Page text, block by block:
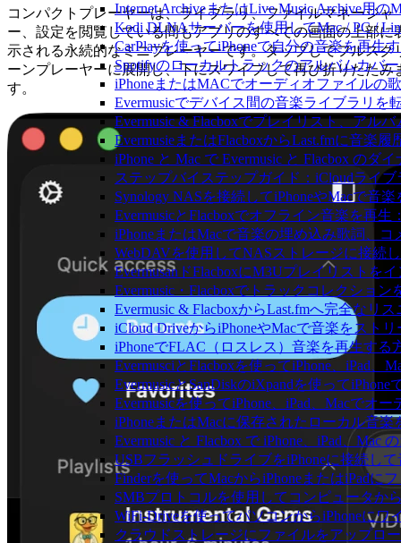
Internet ArchiveまたはLive Music Archive用
Kodi DLNAサーバーを使用してMac / PC /
CarPlayを使ってiPhoneで自分の音楽を再生
Spotifyのローカルトラックのアルバムカバ
iPhoneまたはMACでオーディオファイルの
Evermusicでデバイス間の音楽ライブラリ
Evermusic & Flacboxでプレイリスト、アル
EvermusieまたはFlacboxからLast.fmに音楽
iPhone と Mac で Evermusic と Flacbox の
ステップバイステップガイド：iCloudライ
Synology NASを接続してiPhoneやMacで音
EvermusicとFlacboxでオフライン音楽を再
iPhoneまたはMacで音楽の埋め込み歌詞、
WebDAVを使用してNASストレージに接続
EvermusanドFlacboxにM3Uプレイリストを
Evermusic・Flacboxでトラックコレクショ
Evermusic & FlacboxからLast.fmへ完全なリ
iCloud DriveからiPhoneやMacで音楽をスト
iPhoneでFLAC（ロスレス）音楽を再生する
EvermusciとFlacboxを使ってiPhone、iPad
EvermusicとSanDiskのiXpandを使って
Evermusicを使ってiPhone、iPad、Macでオ
iPhoneまたはMacに保存されたローカル音楽
Evermusic と Flacbox で iPhone、iPad、
USBフラッシュドライブをiPhoneに接続し
Finderを使ってMacからiPhoneまたはiPadに
SMBプロトコルを使用してコンピュータか
WiFi-Driveを使ってパソコンからiPhoneに
クラウドストレージにファイルをアップロ
コンパクトプレーヤーは、ライブラリ、ファイルマネージャ
ー、設定を閲覧している間もアプリのすべての画面の上部に
示される永続的なミニプレーヤーです。タップしてフルスク
ーンプレーヤーに展開し、下にスワイプして再び折りたたみ
す。